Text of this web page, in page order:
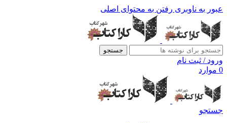
عبور به ناوبری رفتن به محتوای اصلی
جستجو
ورود / ثبت نام
0 موارد
جستجو